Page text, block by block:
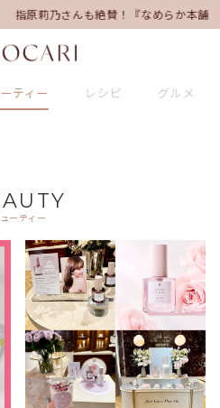
指原莉乃さんも絶賛！『なめらか本舗』
ティー レシピ グルメ
ーティー